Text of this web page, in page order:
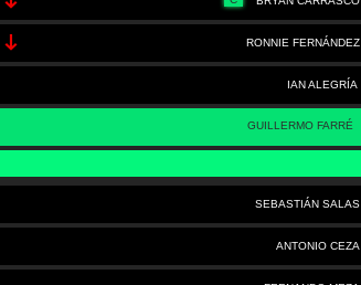
RONNIE FERNÁNDEZ
IAN ALEGRÍA
GUILLERMO FARRÉ
SEBASTIÁN SALAS
ANTONIO CEZA